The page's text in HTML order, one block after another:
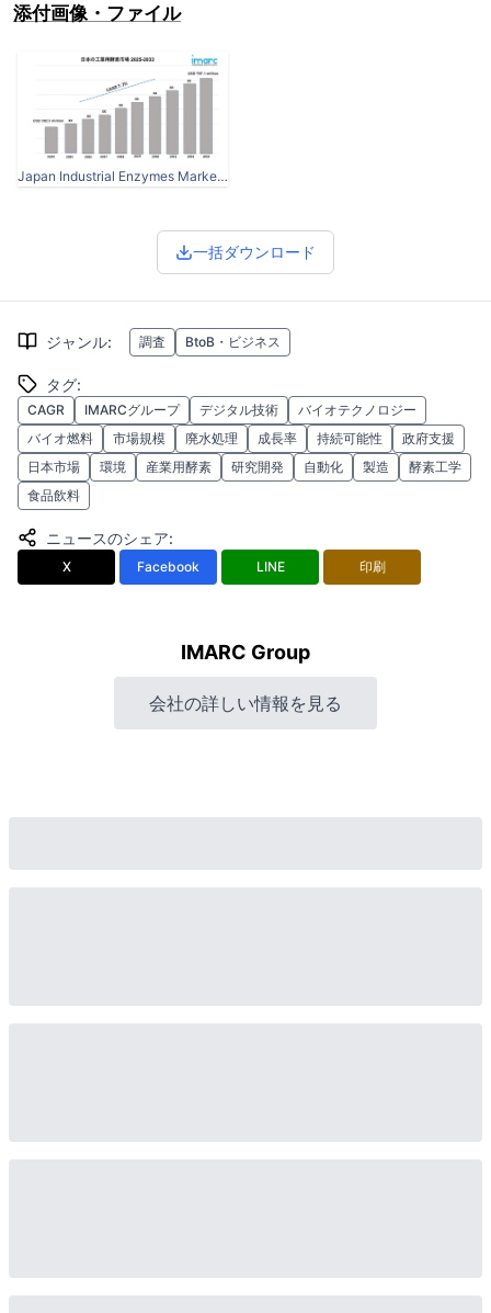
添付画像・ファイル
Japan Industrial Enzymes Market 2025-2033.jpg
一括ダウンロード
ジャンル: 調査 BtoB・ビジネス
タグ:
CAGR IMARCグループ デジタル技術
バイオテクノロジー
バイオ燃料
市場規模 廃水処理 成長率 持続可能性
政府支援
日本市場
環境 産業用酵素 研究開発 自動化 製造
酵素工学
食品飲料
ニュースのシェア:
X Facebook LINE 印刷
IMARC Group
会社の詳しい情報を見る